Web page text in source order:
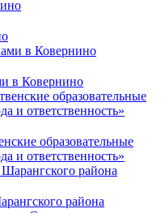
в Ковернино
образовательные
и ответственность»
района